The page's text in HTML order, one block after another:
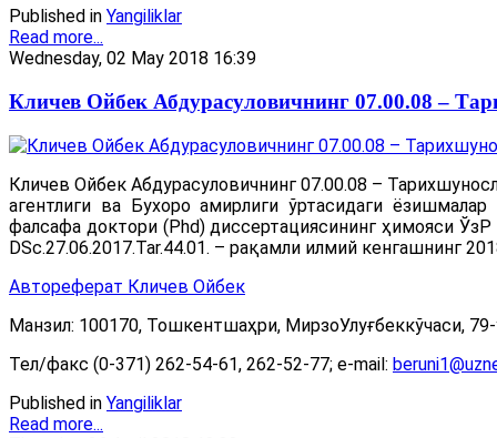
Published in Yangiliklar
Read more...
Wednesday, 02 May 2018 16:39
Кличев Ойбек Абдурасуловичнинг 07.00.08 –
Кличев Ойбек Абдурасуловичнинг 07.00.08 –
агентлиги ва Бухоро амирлиги ўртасидаги
фалсафа доктори (Phd) диссертациясининг ҳимояси
DSc.27.06.2017.Tar.44.01. – рақамли илмий кенгашнинг
Автореферат Кличев Ойбек
Манзил: 100170, Тошкентшаҳри, МирзоУлуғбеккўчаси, 79-
Тел/факс (0-371) 262-54-61, 262-52-77; e-mail:
Published in Yangiliklar
Read more...